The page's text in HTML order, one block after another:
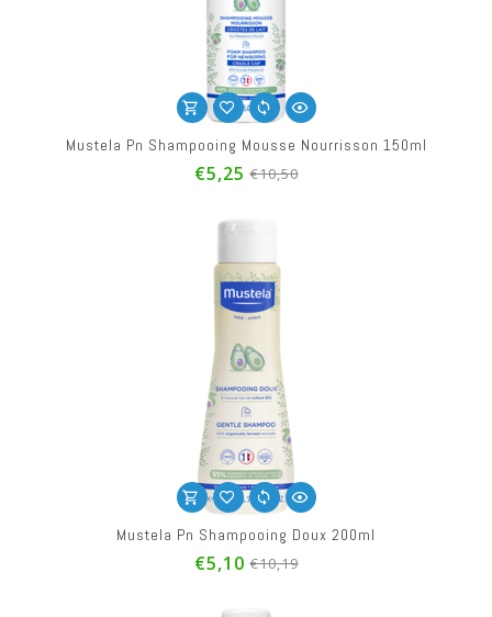
Mustela Pn Shampooing Mousse Nourrisson 150ml
€5,25 €10,50
Mustela Pn Shampooing Doux 200ml
€5,10 €10,19